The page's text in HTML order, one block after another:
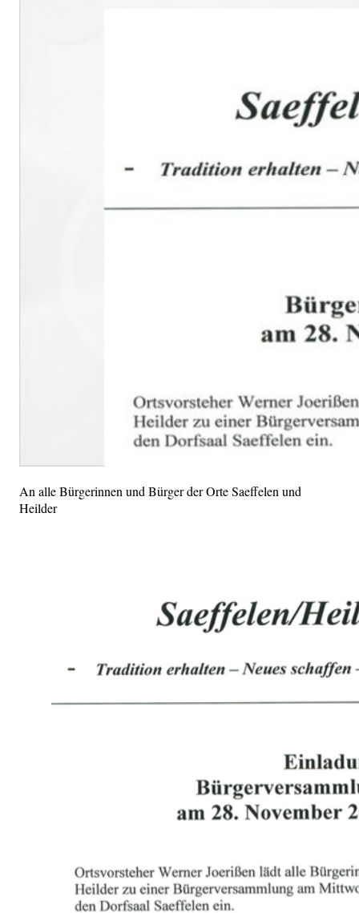
An alle Bürgerinnen und Bürger der Orte Saeffelen und
Heilder